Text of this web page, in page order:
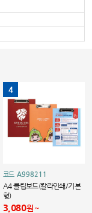
4
코드 A998211
A4 클립보드(칼라인쇄/기본
형)
3,080원